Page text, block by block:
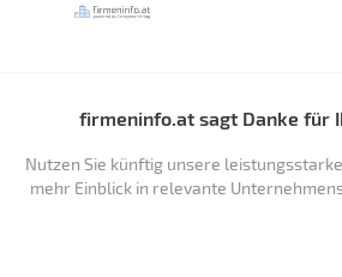
firmeninfo.at sagt Danke für
Nutzen Sie künftig unsere
mehr Einblick in relevante